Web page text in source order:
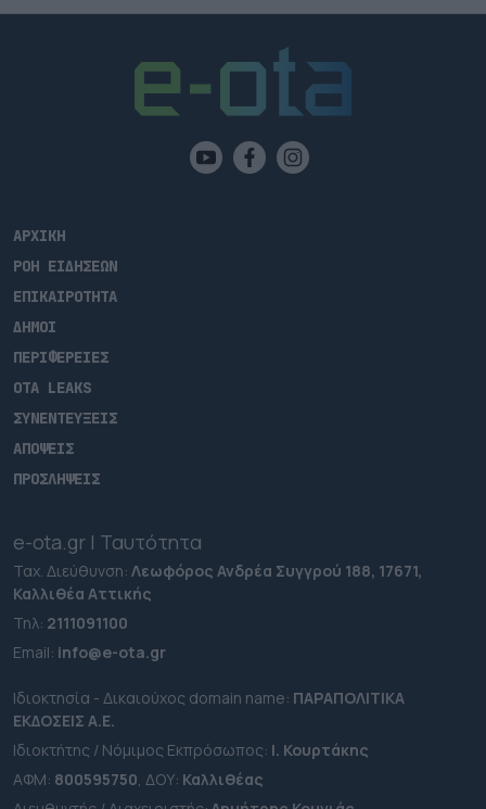
ΑΡΧΙΚΗ
ΡΟΗ ΕΙΔΗΣΕΩΝ
ΕΠΙΚΑΙΡΟΤΗΤΑ
ΔΗΜΟΙ
ΠΕΡΙΦΕΡΕΙΕΣ
OTA LEAKS
ΣΥΝΕΝΤΕΥΞΕΙΣ
ΑΠΟΨΕΙΣ
ΠΡΟΣΛΗΨΕΙΣ
e-ota.gr | Ταυτότητα
Ταχ. Διεύθυνση: Λεωφόρος Ανδρέα Συγγρού 188, 17671,
Καλλιθέα Αττικής
Τηλ: 2111091100
Εmail: info@e-ota.gr
Ιδιοκτησία - Δικαιούχος domain name: ΠΑΡΑΠΟΛΙΤΙΚΑ
ΕΚΔΟΣΕΙΣ A.E.
Ιδιοκτήτης / Νόμιμος Εκπρόσωπος: Ι. Κουρτάκης
ΑΦΜ: 800595750, ΔΟΥ: Καλλιθέας